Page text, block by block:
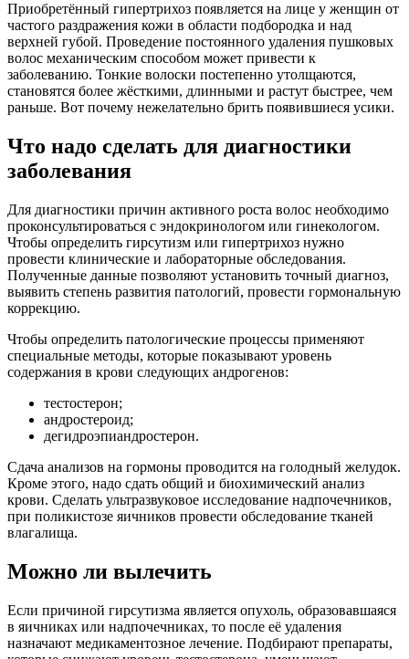
Приобретённый гипертрихоз появляется на лице у женщин от
частого раздражения кожи в области подбородка и над
верхней губой. Проведение постоянного удаления пушковых
волос механическим способом может привести к
заболеванию. Тонкие волоски постепенно утолщаются,
становятся более жёсткими, длинными и растут быстрее, чем
раньше. Вот почему нежелательно брить появившиеся усики.
Что надо сделать для диагностики
заболевания
Для диагностики причин активного роста волос необходимо
проконсультироваться с эндокринологом или гинекологом.
Чтобы определить гирсутизм или гипертрихоз нужно
провести клинические и лабораторные обследования.
Полученные данные позволяют установить точный диагноз,
выявить степень развития патологий, провести гормональную
коррекцию.
Чтобы определить патологические процессы применяют
специальные методы, которые показывают уровень
содержания в крови следующих андрогенов:
тестостерон;
андростероид;
дегидроэпиандростерон.
Сдача анализов на гормоны проводится на голодный желудок.
Кроме этого, надо сдать общий и биохимический анализ
крови. Сделать ультразвуковое исследование надпочечников,
при поликистозе яичников провести обследование тканей
влагалища.
Можно ли вылечить
Если причиной гирсутизма является опухоль, образовавшаяся
в яичниках или надпочечниках, то после её удаления
назначают медикаментозное лечение. Подбирают препараты,